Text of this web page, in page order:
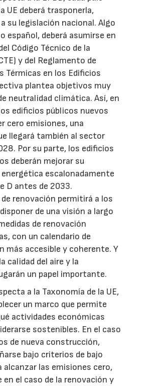
UE deberá trasponerla,
su legislación nacional. Algo
español, deberá asumirse en
Código Técnico de la
y del Reglamento de
Térmicas en los Edificios
plantea objetivos muy
neutralidad climática. Así, en
edificios públicos nuevos
cero emisiones, una
llegará también al sector
Por su parte, los edificios
deberán mejorar su
escalonadamente
D antes de 2033.
renovación permitirá a los
de una visión a largo
de renovación
con un calendario de
más accesible y coherente. Y
calidad del aire y la
un papel importante.
a la Taxonomía de la UE,
un marco que permite
actividades económicas
sostenibles. En el caso
de nueva construcción,
bajo criterios de bajo
alcanzar las emisiones cero,
en el caso de la renovación y